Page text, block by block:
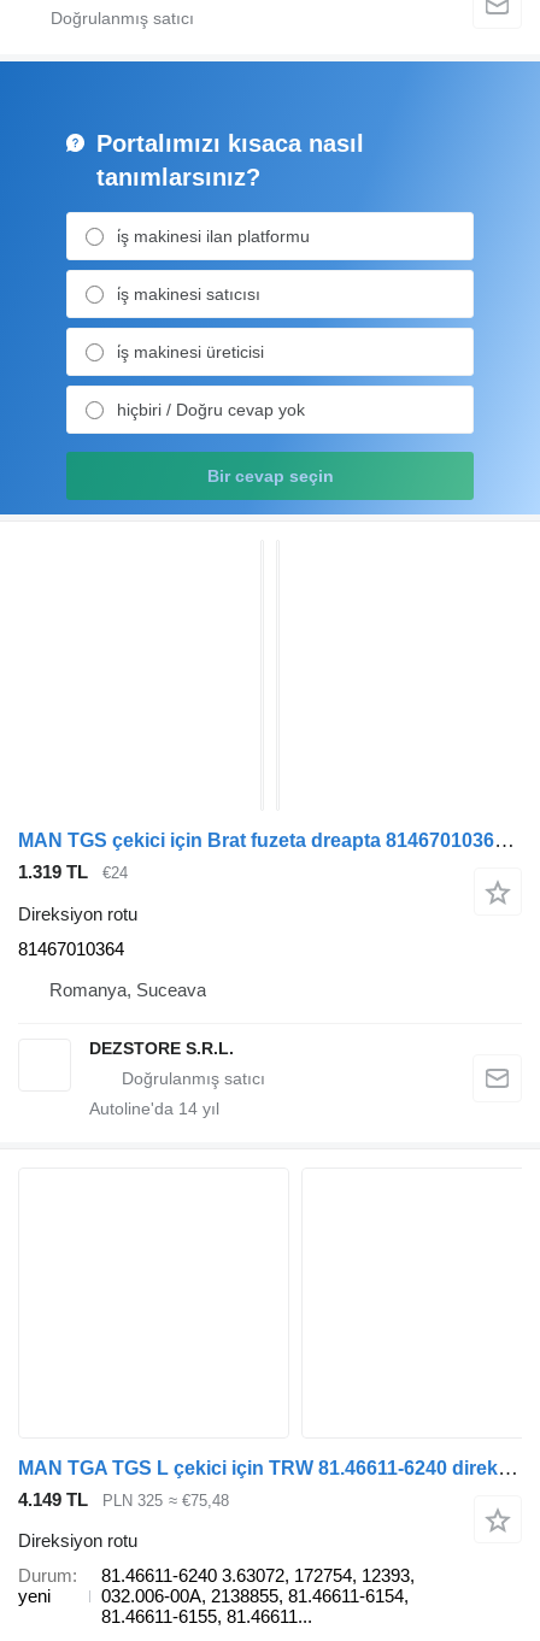
Portalımızı kısaca nasıl
tanımlarsınız?
i̇ş makinesi ilan platformu
i̇ş makinesi satıcısı
i̇ş makinesi üreticisi
hiçbiri / Doğru cevap yok
Bir cevap seçin
MAN TGS çekici için Brat fuzeta dreapta 81467010364 direksiyon rotu
1.319 TL €24
Direksiyon rotu
81467010364
Romanya, Suceava
DEZSTORE S.R.L.
Autoline'da 14 yıl
MAN TGA TGS L çekici için TRW 81.46611-6240 direksiyon rotu
4.149 TL PLN 325 ≈ €75,48
Direksiyon rotu
Durum
yeni
81.46611-6240 3.63072, 172754, 12393,
032.006-00A, 2138855, 81.46611-6154,
81.46611-6155, 81.46611...